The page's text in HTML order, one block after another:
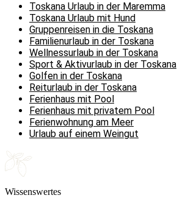
Toskana Urlaub in der Maremma
Toskana Urlaub mit Hund
Gruppenreisen in die Toskana
Familienurlaub in der Toskana
Wellnessurlaub in der Toskana
Sport & Aktivurlaub in der Toskana
Golfen in der Toskana
Reiturlaub in der Toskana
Ferienhaus mit Pool
Ferienhaus mit privatem Pool
Ferienwohnung am Meer
Urlaub auf einem Weingut
Wissenswertes